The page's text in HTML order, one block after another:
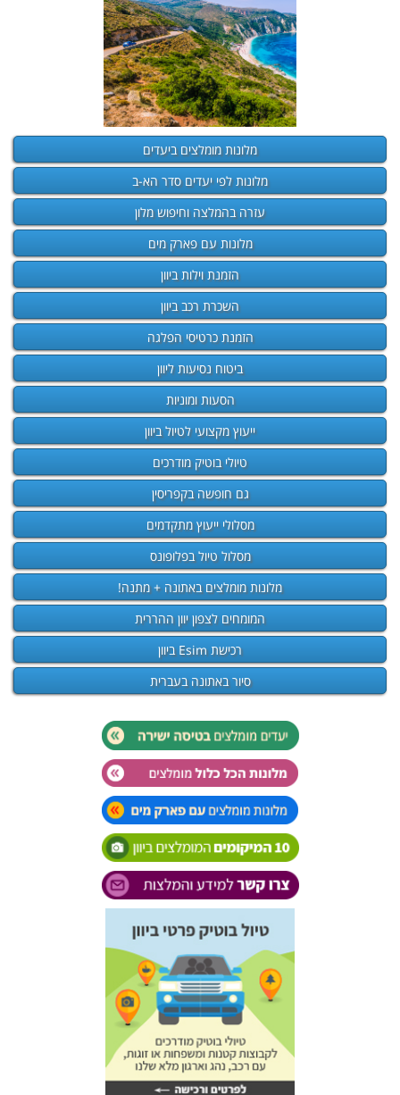
מלונות מומלצים ביעדים
מלונות לפי יעדים סדר הא-ב
עזרה בהמלצה וחיפוש מלון
מלונות עם פארק מים
הזמנת וילות ביוון
השכרת רכב ביוון
הזמנת כרטיסי הפלגה
ביטוח נסיעות ליוון
הסעות ומוניות
ייעוץ מקצועי לטיול ביוון
טיולי בוטיק מודרכים
גם חופשה בקפריסין
מסלולי ייעוץ מתקדמים
מסלול טיול בפלופונס
מלונות מומלצים באתונה + מתנה!
המומחים לצפון יוון ההררית
רכישת Esim ביוון
סיור באתונה בעברית